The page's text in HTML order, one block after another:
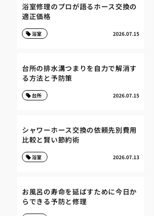
浴室修理のプロが語るホース交換の
適正価格
2026.07.15
浴室
台所の排水溝つまりを自力で解消す
る方法と予防策
2026.07.15
台所
シャワーホース交換の依頼先別費用
比較と賢い節約術
2026.07.13
浴室
お風呂の寿命を延ばすために今日か
らできる予防と修理